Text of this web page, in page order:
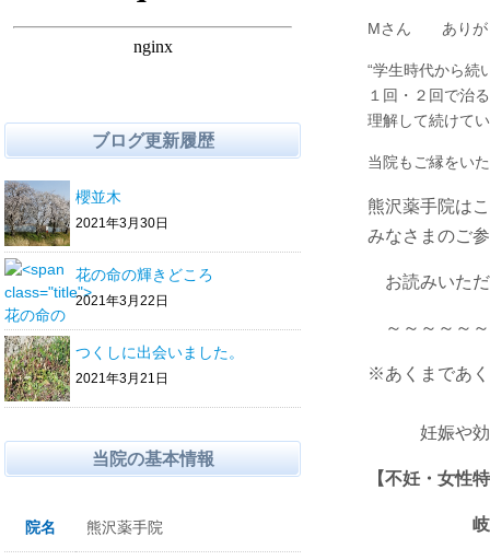
Mさん ありが
“学生時代から続
１回・２回で治
理解して続けて
当院もご縁をい
熊沢薬手院は
みなさまのご
お読みいただ
～～～～～～
※あくまであ
妊娠や効果
【不妊・女性
岐阜市の
ブログ更新履歴
櫻並木
2021年3月30日
花の命の輝きどころ
2021年3月22日
つくしに出会いました。
2021年3月21日
当院の基本情報
院名 熊沢薬手院